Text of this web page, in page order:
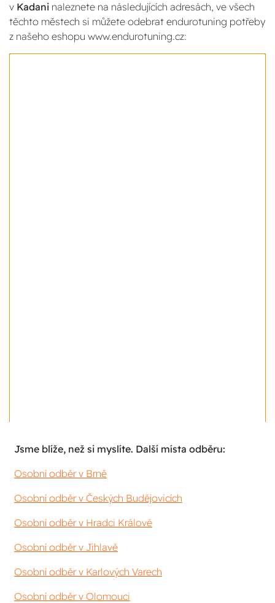
v Kadani naleznete na následujících adresách, ve všech
těchto městech si můžete odebrat endurotuning potřeby
z našeho eshopu www.endurotuning.cz:
Jsme blíže, než si myslíte. Další místa odběru:
Osobní odběr v Brně
Osobní odběr v Českých Budějovicích
Osobní odběr v Hradci Králové
Osobní odběr v Jihlavě
Osobní odběr v Karlových Varech
Osobní odběr v Olomouci